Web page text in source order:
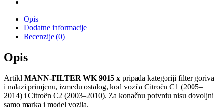
Opis
Dodatne informacije
Recenzije (0)
Opis
Artikl MANN-FILTER WK 9015 x pripada kategoriji filter goriva
i nalazi primjenu, između ostalog, kod vozila Citroën C1 (2005–
2014) i Citroën C2 (2003–2010). Za konačnu potvrdu nisu dovoljni
samo marka i model vozila.